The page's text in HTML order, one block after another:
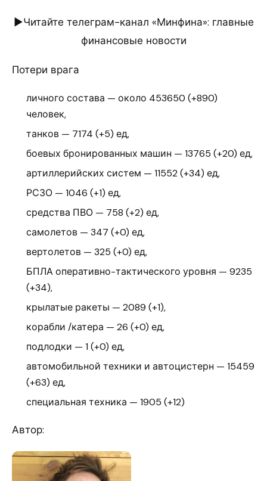
►Читайте телеграм-канал «Минфина»: главные
финансовые новости
Потери врага
личного состава — около 453650 (+890)
человек,
танков — 7174 (+5) ед,
боевых бронированных машин — 13765 (+20) ед,
артиллерийских систем — 11552 (+34) ед,
РСЗО — 1046 (+1) ед,
средства ПВО — 758 (+2) ед,
самолетов — 347 (+0) ед,
вертолетов — 325 (+0) ед,
БПЛА оперативно-тактического уровня — 9235
(+34),
крылатые ракеты — 2089 (+1),
корабли /катера — 26 (+0) ед,
подлодки — 1 (+0) ед,
автомобильной техники и автоцистерн — 15459
(+63) ед,
специальная техника — 1905 (+12)
Автор: